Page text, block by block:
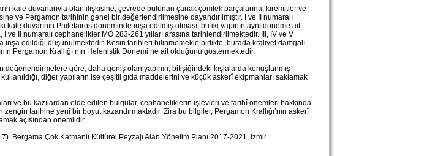
kale duvarlarıyla olan ilişkisine, çevrede bulunan çanak çömlek parçalarına, kiremitler ve
ve Pergamon tarihinin genel bir değerlendirilmesine dayandırılmıştır. I ve II numaralı
kale duvarının Philetairos döneminde inşa edilmiş olması, bu iki yapının aynı döneme ait
ve II numaralı cephanelikler MÖ 283-261 yılları arasına tarihlendirilmektedir. III, IV ve V
inşa edildiği düşünülmektedir. Kesin tarihleri bilinmemekle birlikte, burada kraliyet damgalı
Pergamon Krallığı’nın Helenistik Dönemi’ne ait olduğunu göstermektedir.
göre, daha geniş olan yapının, bitişiğindeki kışlalarda konuşlanmış
diğer yapıların ise çeşitli gıda maddelerini ve küçük askerî ekipmanları saklamak
ve bu kazılardan elde edilen bulgular, cephaneliklerin işlevleri ve tarihî önemleri hakkında
tarihine yeni bir boyut kazandırmaktadır. Zira bu bilgiler, Pergamon Krallığı’nın askerî
açısından önemlidir.
Bergama Çok Katmanlı Kültürel Peyzajı Alan Yönetim Planı 2017-2021, İzmir